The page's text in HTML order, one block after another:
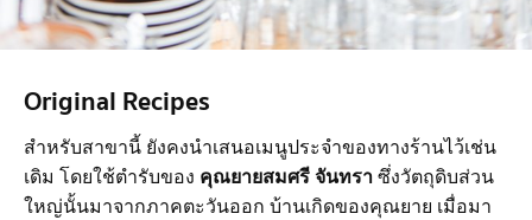
Original Recipes
สำหรับสาขานี้ ยังคงนำเสนอเมนูประจำของทางร้านไว้เช่น
เดิม โดยใช้ตำรับของ คุณยายสมศรี จันทรา ซึ่งวัตถุดิบส่วน
ใหญ่นั้นมาจากภาคตะวันออก บ้านเกิดของคุณยาย เมื่อมา